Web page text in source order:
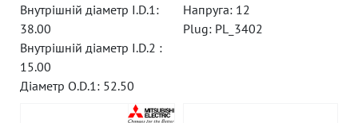
Внутрішній діаметр I.D.1:
38.00
Внутрішній діаметр I.D.2 :
15.00
Діаметр O.D.1: 52.50
Напруга: 12
Plug: PL_3402